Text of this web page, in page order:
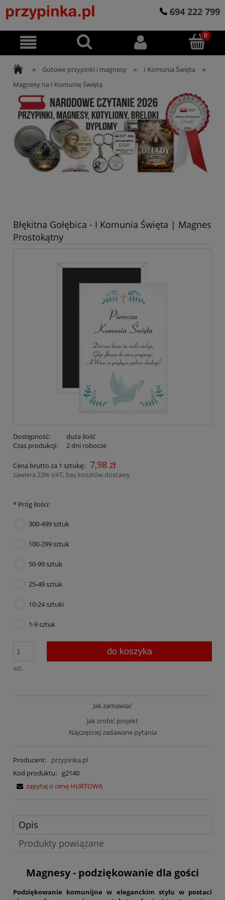
694 222 799
» Gotowe przypinki i magnesy » I Komunia Święta »
Magnesy na I Komunię Świętą
Błękitna Gołębica - I Komunia Święta | Magnes
Prostokątny
Dostępność:
duża ilość
Czas produkcji:
2 dni robocze
Cena brutto za 1 sztukę: 7,98 zł
zawiera 23% VAT, bez kosztów dostawy
* Próg ilości:
300-499 sztuk
100-299 sztuk
50-99 sztuk
25-49 sztuk
10-24 sztuki
1-9 sztuk
szt.
do koszyka
Jak zamawiać
Jak zrobić projekt
Najczęściej zadawane pytania
Producent:
przypinka.pl
Kod produktu:
g2140
zapytaj o cenę HURTOWĄ
Opis
Produkty powiązane
Magnesy - podziękowanie dla gości
Podziękowanie komunijne w eleganckim stylu w postaci